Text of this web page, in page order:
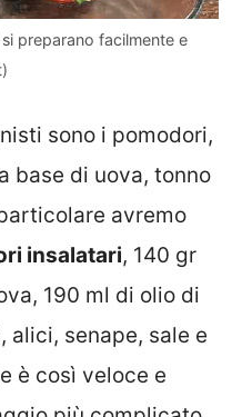
preparano facilmente e
sono i pomodori,
base di uova, tonno
avremo
insalatari, 140 gr
190 ml di olio di
alici, senape, sale e
è così veloce e